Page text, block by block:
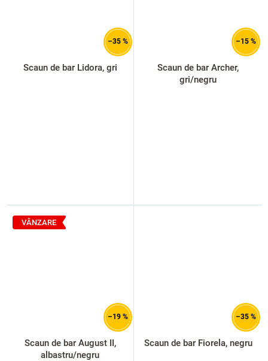
–35 %
Scaun de bar Lidora, gri
–15 %
Scaun de bar Archer,
gri/negru
VÂNZARE
–19 %
Scaun de bar August II,
albastru/negru
–35 %
Scaun de bar Fiorela, negru